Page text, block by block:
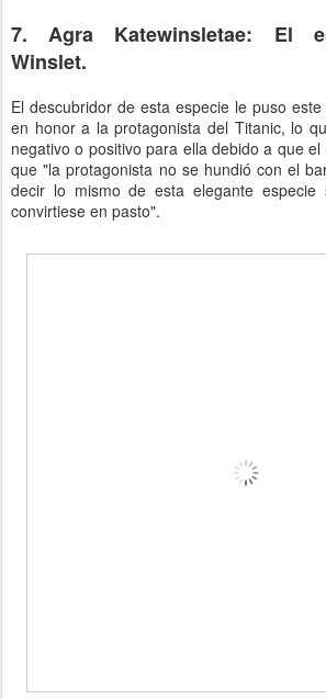
7. Agra Katewinsletae: El
Winslet.
El descubridor de esta especie le puso
en honor a la protagonista del Titanic, lo
negativo o positivo para ella debido a que
que "la protagonista no se hundió con el
decir lo mismo de esta elegante
convirtiese en pasto".